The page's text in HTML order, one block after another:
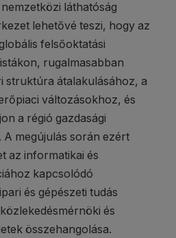
láthatóság
lehetővé teszi, hogy az
felsőoktatási
rugalmasabban
struktúra átalakulásához, a
változásokhoz, és
a régió gazdasági
megújulás során ezért
az informatikai és
kapcsolódó
és gépészeti tudás
és
összehangolása.